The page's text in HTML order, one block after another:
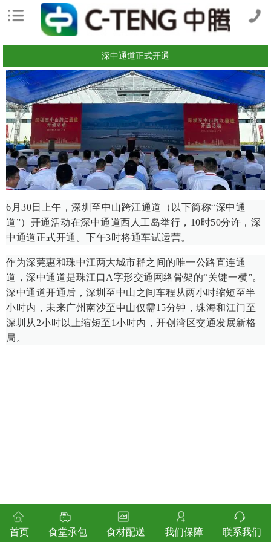
深中通道正式开通
6月30日上午，深圳至中山跨江通道（以下简称“深中通
道”）开通活动在深中通道西人工岛举行，10时50分许，深
中通道正式开通。下午3时将通车试运营。
作为深莞惠和珠中江两大城市群之间的唯一公路直连通
道，深中通道是珠江口A字形交通网络骨架的“关键一横”。
深中通道开通后，深圳至中山之间车程从两小时缩短至半
小时内，未来广州南沙至中山仅需15分钟，珠海和江门至
深圳从2小时以上缩短至1小时内，开创湾区交通发展新格
局。
首页 食堂承包 食材配送 我们保障 联系我们